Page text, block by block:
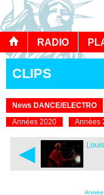
RADIO
CLIPS
News DANCE/ELECTRO
Années 2020
Années
◄
Année